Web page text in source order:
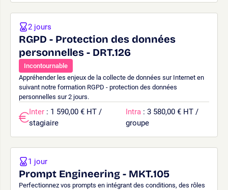
RGPD - Protection des données
personnelles - DRT.126
Incontournable
Appréhender les enjeux de la collecte de données sur Internet en
suivant notre formation RGPD - protection des données
personnelles sur 2 jours.
2 jours
Inter : 1 590,00 € HT /
stagiaire
Intra : 3 580,00 € HT /
groupe
Prompt Engineering - MKT.105
Perfectionnez vos prompts en intégrant des conditions, des rôles
1 jour